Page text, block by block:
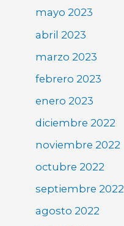
mayo 2023
abril 2023
marzo 2023
febrero 2023
enero 2023
diciembre 2022
noviembre 2022
octubre 2022
septiembre 2022
agosto 2022